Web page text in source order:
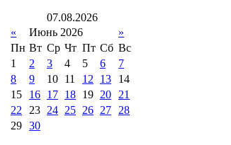
07.08.2026
«
Июнь 2026
»
Пн Вт Ср Чт Пт Сб Вс
1
2 3 4 5 6
7
8
9 10 11 12 13
14
15
16 17 18 19 20
21
22
23 24 25 26 27
28
29 30